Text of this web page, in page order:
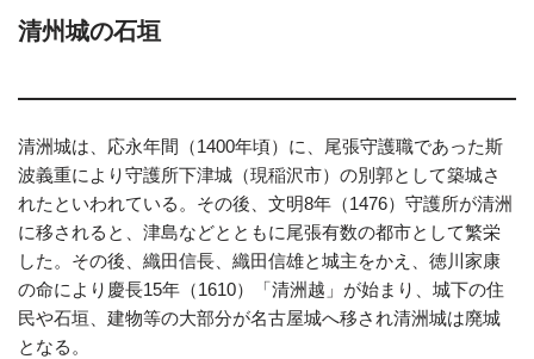
清州城の石垣
清洲城は、応永年間（1400年頃）に、尾張守護職であった斯
波義重により守護所下津城（現稲沢市）の別郭として築城さ
れたといわれている。その後、文明8年（1476）守護所が清洲
に移されると、津島などとともに尾張有数の都市として繁栄
した。その後、織田信長、織田信雄と城主をかえ、徳川家康
の命により慶長15年（1610）「清洲越」が始まり、城下の住
民や石垣、建物等の大部分が名古屋城へ移され清洲城は廃城
となる。